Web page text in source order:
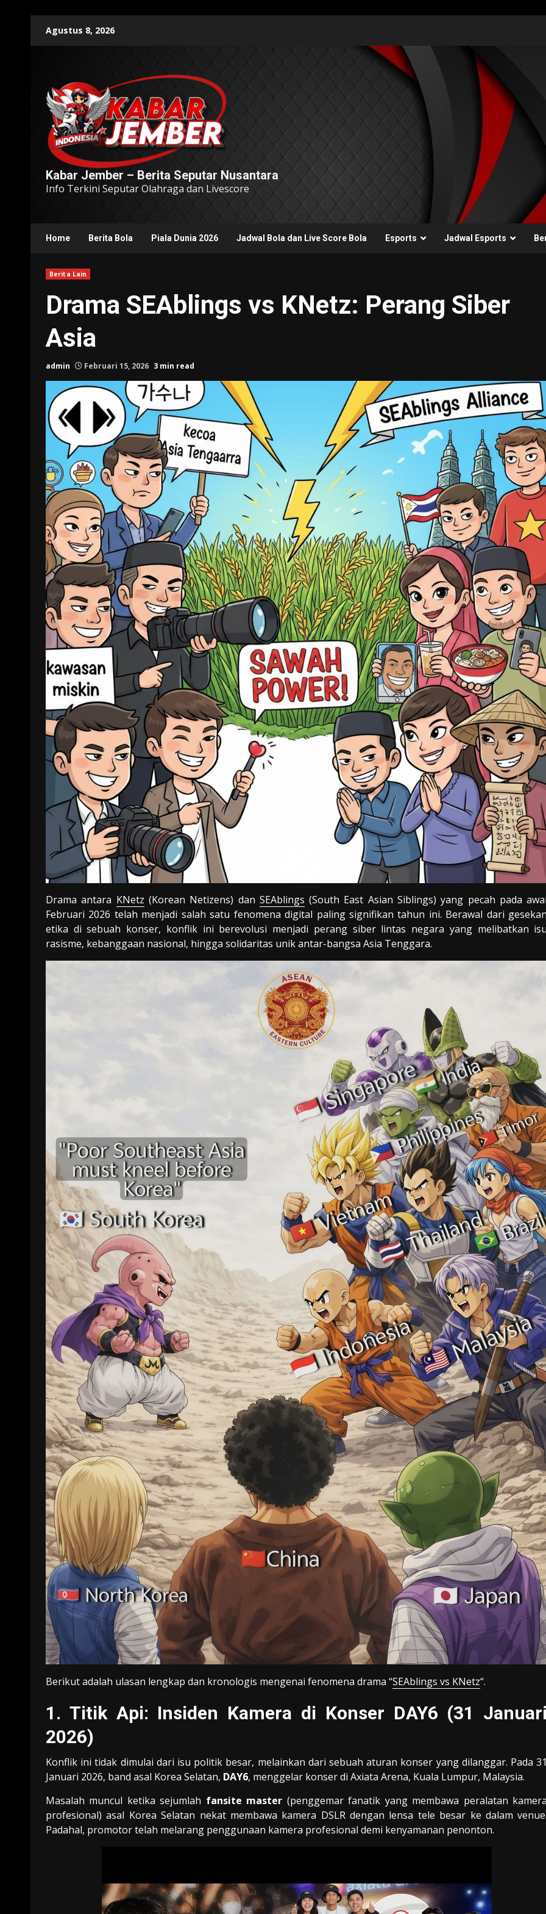
Agustus 8, 2026
Kabar Jember – Berita Seputar Nusantara
Info Terkini Seputar Olahraga dan Livescore
Home Berita Bola Piala Dunia 2026 Jadwal Bola dan Live Score Bola Esports Jadwal Esports
Berita Lain
Drama SEAblings vs KNetz: Perang Siber
Asia
admin Februari 15, 2026 3 min read
Drama antara KNetz (Korean Netizens) dan SEAblings (South East Asian Siblings) yang pecah pada awal
Februari 2026 telah menjadi salah satu fenomena digital paling signifikan tahun ini. Berawal dari gesekan
etika di sebuah konser, konflik ini berevolusi menjadi perang siber lintas negara yang melibatkan isu
rasisme, kebanggaan nasional, hingga solidaritas unik antar-bangsa Asia Tenggara.
Berikut adalah ulasan lengkap dan kronologis mengenai fenomena drama “SEAblings vs KNetz“.
1. Titik Api: Insiden Kamera di Konser DAY6 (31 Januari
2026)
Konflik ini tidak dimulai dari isu politik besar, melainkan dari sebuah aturan konser yang dilanggar. Pada 31
Januari 2026, band asal Korea Selatan, DAY6, menggelar konser di Axiata Arena, Kuala Lumpur, Malaysia.
Masalah muncul ketika sejumlah fansite master (penggemar fanatik yang membawa peralatan kamera
profesional) asal Korea Selatan nekat membawa kamera DSLR dengan lensa tele besar ke dalam venue.
Padahal, promotor telah melarang penggunaan kamera profesional demi kenyamanan penonton.